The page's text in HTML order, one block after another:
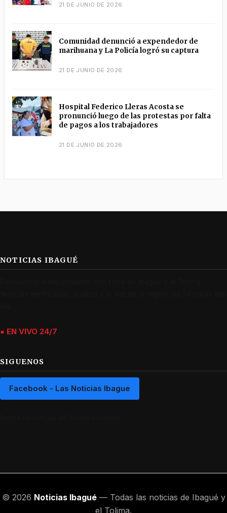
21 DE JUNIO DE 2026
Comunidad denunció a expendedor de
marihuana y La Policía logró su captura
21 DE JUNIO DE 2026
Hospital Federico Lleras Acosta se
pronunció luego de las protestas por falta
de pagos a los trabajadores
21 DE JUNIO DE 2026
NOTICIAS IBAGUÉ
● EN VIVO 24/7
SIGUENOS
Facebook - Las Noticias Ibague
© 2026 Noticias Ibagué— Todas las noticias de Ibagué y
el Tolima.